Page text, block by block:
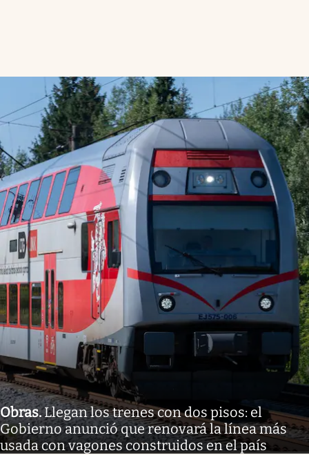
Obras.Llegan los trenes con dos pisos: el
Gobierno anunció que renovará la línea más
usada con vagones construidos en el país